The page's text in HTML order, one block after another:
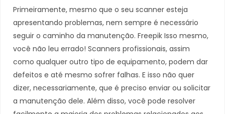
Primeiramente, mesmo que o seu scanner esteja
apresentando problemas, nem sempre é necessário
seguir o caminho da manutenção. Freepik Isso mesmo,
você não leu errado! Scanners profissionais, assim
como qualquer outro tipo de equipamento, podem dar
defeitos e até mesmo sofrer falhas. E isso não quer
dizer, necessariamente, que é preciso enviar ou solicitar
a manutenção dele. Além disso, você pode resolver